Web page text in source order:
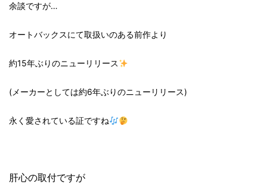
余談ですが…
オートバックスにて取扱いのある前作より
約15年ぶりのニューリリース
(メーカーとしては約6年ぶりのニューリリース)
永く愛されている証ですね
肝心の取付ですが